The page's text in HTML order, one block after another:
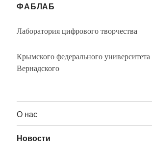
ФАБЛАБ
Лаборатория цифрового творчества
Крымского федерального
Вернадского
О нас
Новости